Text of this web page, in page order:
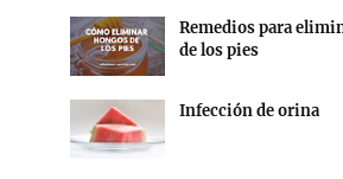
Remedios para
de los pies
Infección de orina